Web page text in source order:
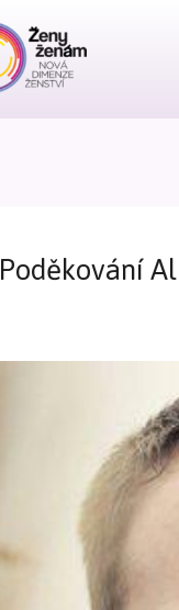
Poděkování